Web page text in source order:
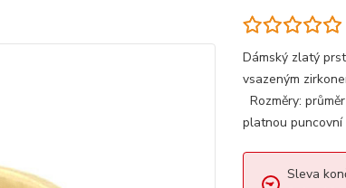
Dámský zlatý
vsazeným
Rozměry:
platnou puncovní
Sleva